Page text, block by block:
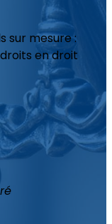
sur mesure :
en droit